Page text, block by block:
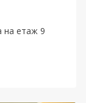
на етаж 9